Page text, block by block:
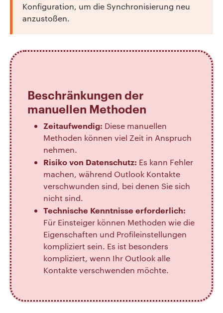
Konfiguration, um die Synchronisierung neu
anzustoßen.
Beschränkungen der
manuellen Methoden
Zeitaufwendig: Diese manuellen
Methoden können viel Zeit in Anspruch
nehmen.
Risiko von Datenschutz: Es kann Fehler
machen, während Outlook Kontakte
verschwunden sind, bei denen Sie sich
nicht sind.
Technische Kenntnisse erforderlich:
Für Einsteiger können Methoden wie die
Eigenschaften und Profileinstellungen
kompliziert sein. Es ist besonders
kompliziert, wenn Ihr Outlook alle
Kontakte verschwenden möchte.